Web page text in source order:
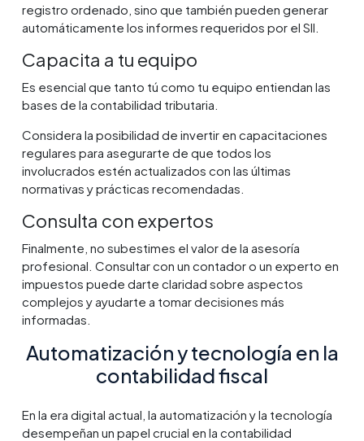
registro ordenado, sino que también pueden generar
automáticamente los informes requeridos por el SII.
Capacita a tu equipo
Es esencial que tanto tú como tu equipo entiendan las
bases de la contabilidad tributaria.
Considera la posibilidad de invertir en capacitaciones
regulares para asegurarte de que todos los
involucrados estén actualizados con las últimas
normativas y prácticas recomendadas.
Consulta con expertos
Finalmente, no subestimes el valor de la asesoría
profesional. Consultar con un contador o un experto en
impuestos puede darte claridad sobre aspectos
complejos y ayudarte a tomar decisiones más
informadas.
Automatización y tecnología en la
contabilidad fiscal
En la era digital actual, la automatización y la tecnología
desempeñan un papel crucial en la contabilidad